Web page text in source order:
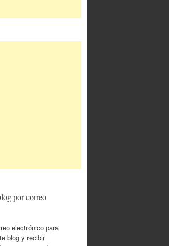
por correo
electrónico para
blog y recibir